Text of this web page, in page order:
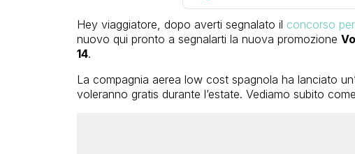
Hey viaggiatore, dopo averti segnalato il concorso
nuovo qui pronto a segnalarti la nuova promozione
14.
La compagnia aerea low cost spagnola ha lanciato
voleranno gratis durante l’estate. Vediamo subito